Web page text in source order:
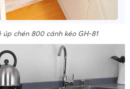
chén 800 cánh kéo GH-81